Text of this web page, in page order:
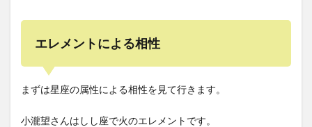
エレメントによる相性
まずは星座の属性による相性を見て行きます。
小瀧望さんはしし座で火のエレメントです。